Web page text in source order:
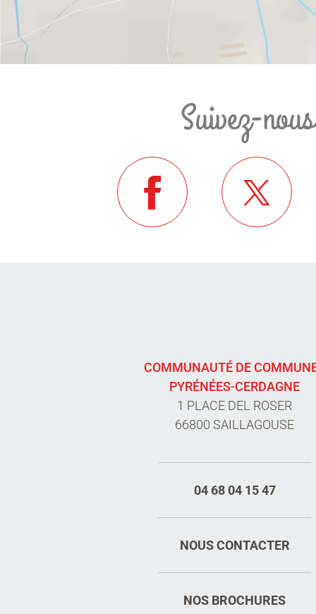
Suivez-
COMMUNAUTÉ DE
PYRÉNÉES-CERDAGNE
1 PLACE DEL ROSER
66800 SAILLAGOUSE
04 68 04 15 47
NOUS CONTACTER
NOS BROCHURES